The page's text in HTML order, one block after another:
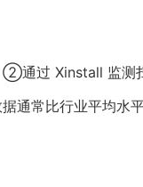
通过 Xinstall 监测
常比行业平均水平